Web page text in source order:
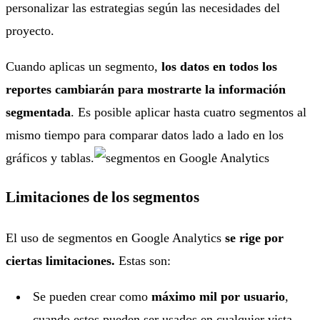
personalizar las estrategias según las necesidades del
proyecto.
Cuando aplicas un segmento, los datos en todos los
reportes cambiarán para mostrarte la información
segmentada. Es posible aplicar hasta cuatro segmentos al
mismo tiempo para comparar datos lado a lado en los
gráficos y tablas.
Limitaciones de los segmentos
El uso de segmentos en Google Analytics se rige por
ciertas limitaciones. Estas son:
Se pueden crear como máximo mil por usuario,